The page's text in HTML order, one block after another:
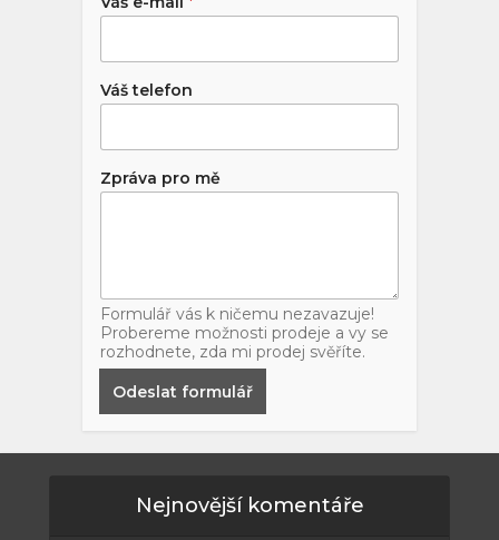
Váš telefon
Zpráva pro mě
Formulář vás k ničemu nezavazuje!
Probereme možnosti prodeje a vy se
rozhodnete, zda mi prodej svěříte.
Odeslat formulář
Nejnovější komentáře